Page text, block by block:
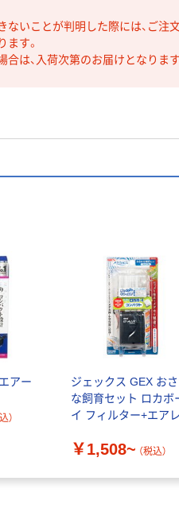
いことが判明した際には、ご注
す。
は、入荷次第のお届けとなります
アー
）
ジェックス GEX お
な飼育セット ロカボ
イ フィルター+エアレ
￥1,508~ （税込）